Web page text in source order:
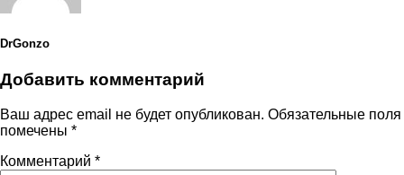
DrGonzo
Добавить комментарий
Ваш адрес email не будет опубликован. Обязательные поля
помечены *
Комментарий *